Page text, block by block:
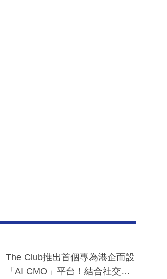
The Club推出首個專為港企而設
「AI CMO」平台！結合社交聆